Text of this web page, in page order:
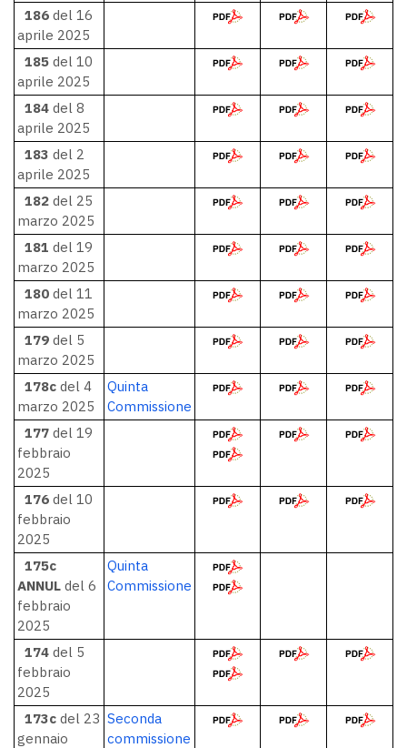
186 del 16
aprile 2025
185 del 10
aprile 2025
184 del 8
aprile 2025
183 del 2
aprile 2025
182 del 25
marzo 2025
181 del 19
marzo 2025
180 del 11
marzo 2025
179 del 5
marzo 2025
178c del 4
marzo 2025
Quinta
Commissione
177 del 19
febbraio
2025
176 del 10
febbraio
2025
175c
ANNUL del 6
febbraio
2025
Quinta
Commissione
174 del 5
febbraio
2025
173c del 23
gennaio
Seconda
commissione